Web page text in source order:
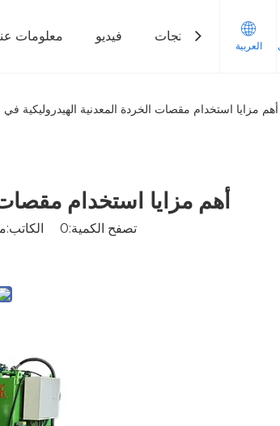
معلومات فيديو منتجات بيت
العربية
أهم مزايا استخدام مقصات الخردة المعدنية الهيدروليكية في
أهم مزايا استخدام مقصات
تصفح الكمية:0 الكاتب:محرر